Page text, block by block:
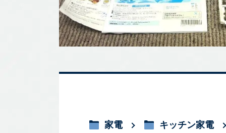
家電 キッチン家電